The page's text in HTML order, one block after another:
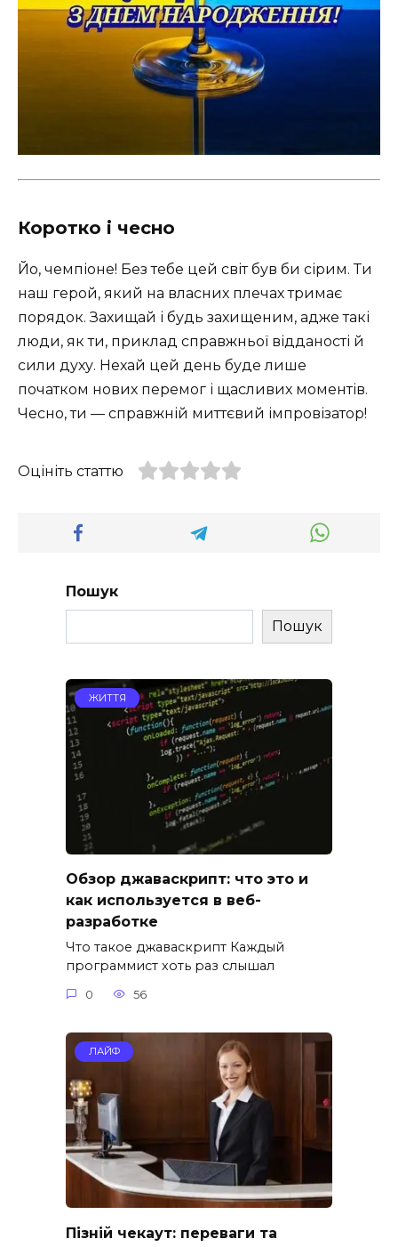
Коротко і чесно
Йо, чемпіоне! Без тебе цей світ був би сірим. Ти
наш герой, який на власних плечах тримає
порядок. Захищай і будь захищеним, адже такі
люди, як ти, приклад справжньої відданості й
сили духу. Нехай цей день буде лише
початком нових перемог і щасливих моментів.
Чесно, ти — справжній миттєвий імпровізатор!
Оцініть статтю
Пошук
Пошук
ЖИТТЯ
Обзор джаваскрипт: что это и
как используется в веб-
разработке
Что такое джаваскрипт Каждый
программист хоть раз слышал
0 56
ЛАЙФ
Пізній чекаут: переваги та